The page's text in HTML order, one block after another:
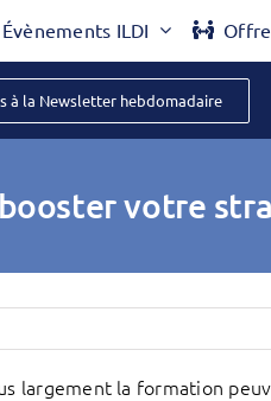
Évènements ILDI
à la Newsletter hebdomadaire
votre
largement la formation